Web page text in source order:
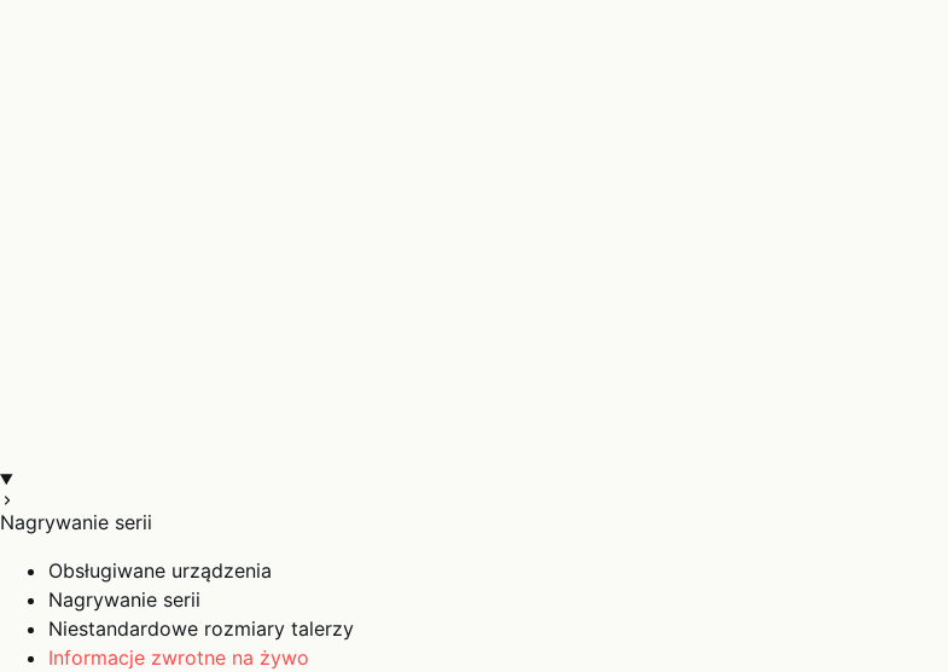
Nagrywanie serii
Obsługiwane urządzenia
Nagrywanie serii
Niestandardowe rozmiary talerzy
Informacje zwrotne na żywo